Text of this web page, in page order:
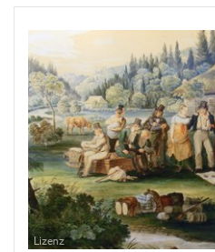
Lizenz